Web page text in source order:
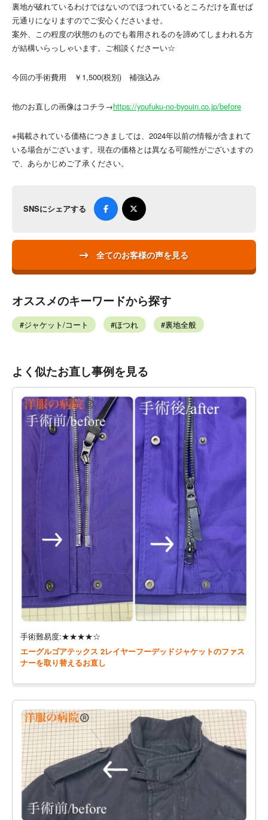
裏地が破れているわけではないのでほつれているところだけを直せば
元通りになりますのでご安心くださいませ。
案外、この程度の状態のものでも着用されるのを諦めてしまわれる方
が結構いらっしゃいます。ご相談くださーい☆
今回の手術費用 ￥1,500(税別) 補強込み
他のお直しの画像はコチラ→https://youfuku-no-byouin.co.jp/before
※掲載されている価格につきましては、2024年以前の情報が含まれて
いる場合がございます。現在の価格とは異なる可能性がございますの
で、あらかじめご了承ください。
SNSにシェアする
全てのお客様の声を見る
オススメのキーワードから探す
ジャケット/コート ほつれ 裏地全般
よく似たお直し事例を見る
手術難易度:★★★★☆
エーグルゴアテックス 2レイヤーフーデッドジャケットのファス
ナーを取り替えるお直し